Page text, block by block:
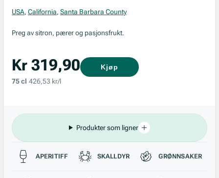
USA, California, Santa Barbara County
Preg av sitron, pærer og pasjonsfrukt.
Kr 319,90
75 cl 426,53 kr/l
Kjøp
Produkter som ligner
Passer til
APERITIFF SKALLDYR GRØNNSAKER